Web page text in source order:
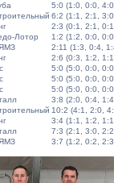
5:0 (1:0, 0:0,
6:2 (1:1, 2:1,
2:3 (0:1, 2:1,
Лотор
1:2 (1:2, 0:0,
2:11 (1:3, 0:4,
2:6 (0:3, 1:2,
5:0 (5:0, 0:0,
5:0 (5:0, 0:0,
5:0 (5:0, 0:0,
3:8 (2:0, 0:4,
10:2 (4:1, 2:0,
3:4 (1:1, 1:2,
7:3 (2:1, 3:0,
3:7 (1:2, 0:2,